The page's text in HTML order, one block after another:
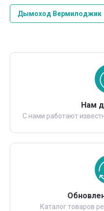
Дымоход Вермилоджик
Нам
С нами работают
Каталог товаров